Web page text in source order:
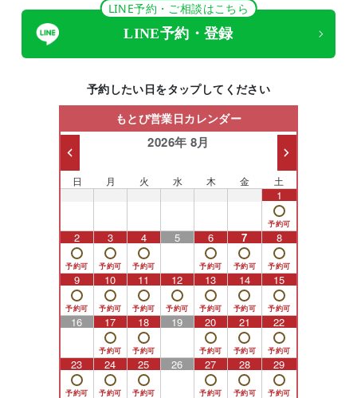
LINE予約・ご相談はこちら
LINE予約・登録
予約したい日をタップしてください
もとび営業日カレンダー
2026年 8月
日 月 火 水 木 金 土
1
2 3 4 5 6 7 8
9 10 11 12 13 14 15
16 17 18 19 20 21 22
23 24 25 26 27 28 29